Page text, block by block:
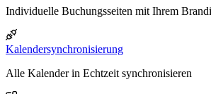
Individuelle Buchungsseiten mit Ihrem
Kalendersynchronisierung
Alle Kalender in Echtzeit synchronisieren